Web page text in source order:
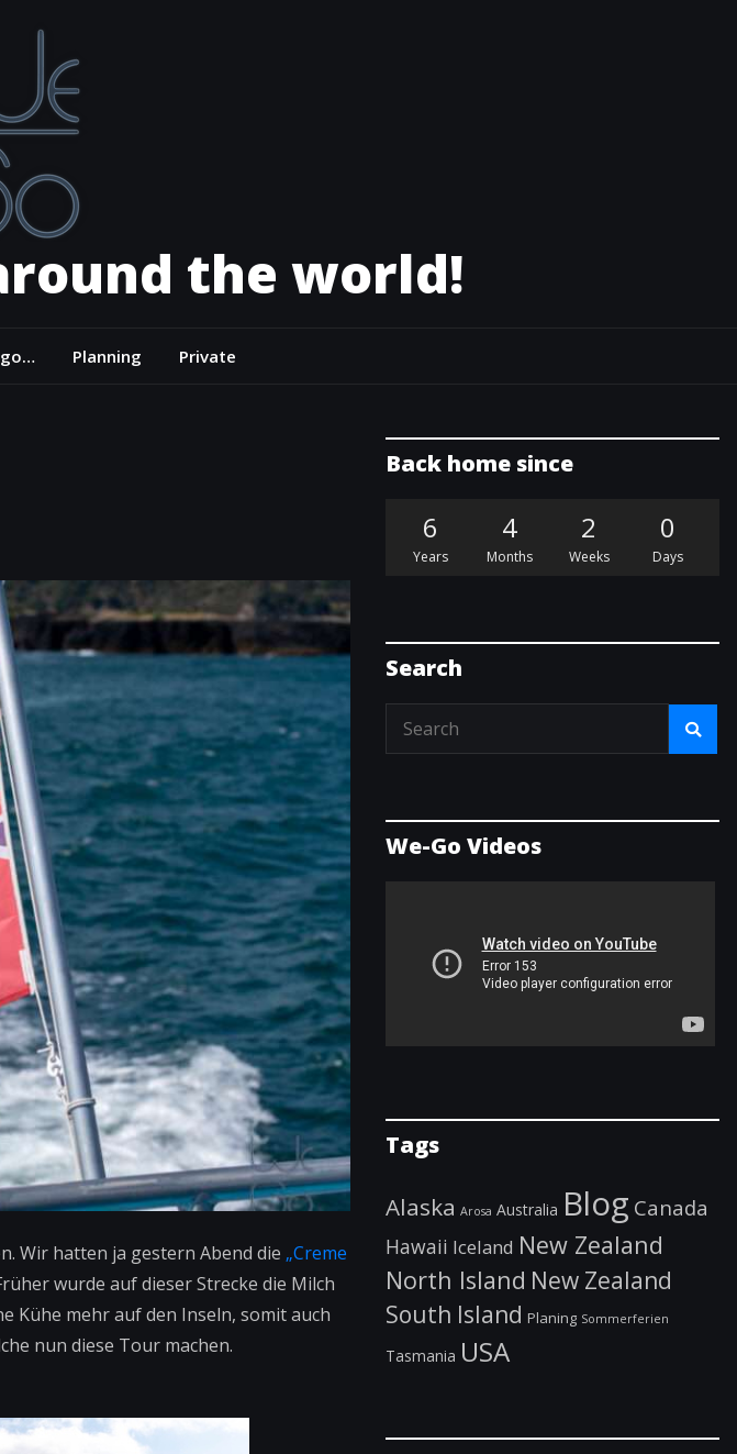
the world!
Planning Private
Wir hatten ja gestern Abend die „Creme
wurde auf dieser Strecke die Milch
Kühe mehr auf den Inseln, somit auch
nun diese Tour machen.
Back home since
6
Years
4
Months
2
Weeks
0
Days
Search
We-Go Videos
Tags
Alaska Arosa Australia Blog Canada
Hawaii Iceland New Zealand
North Island New Zealand
South Island Planing Sommerferien
Tasmania USA